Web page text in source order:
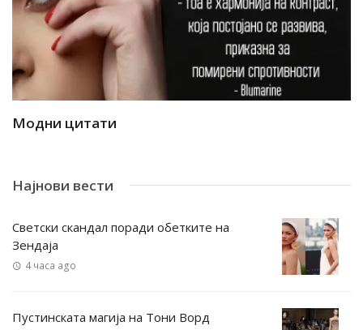
Модни цитати
Најнови вести
Светски скандал поради обетките на
Зендаја
4 часа ago
Пустинската магија на Тони Ворд